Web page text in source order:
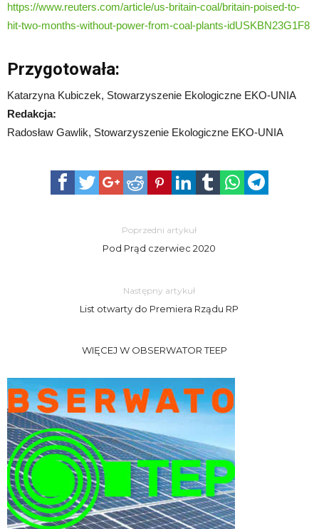
https://www.reuters.com/article/us-britain-coal/britain-poised-to-
hit-two-months-without-power-from-coal-plants-idUSKBN23G1F8
Przygotowała:
Katarzyna Kubiczek, Stowarzyszenie Ekologiczne EKO-UNIA
Redakcja:
Radosław Gawlik, Stowarzyszenie Ekologiczne EKO-UNIA
Poprzedni artykuł
Pod Prąd czerwiec 2020
Następny artykuł
List otwarty do Premiera Rządu RP
WIĘCEJ W OBSERWATOR TEEP